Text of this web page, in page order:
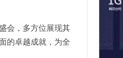
会，多方位展现其
的卓越成就，为全